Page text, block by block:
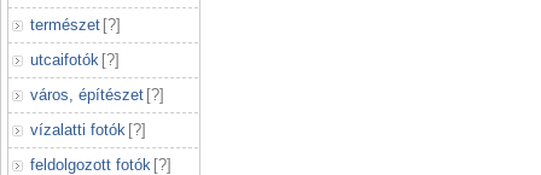
természet [?]
utcaifotók [?]
város, építészet [?]
vízalatti fotók [?]
feldolgozott fotók [?]